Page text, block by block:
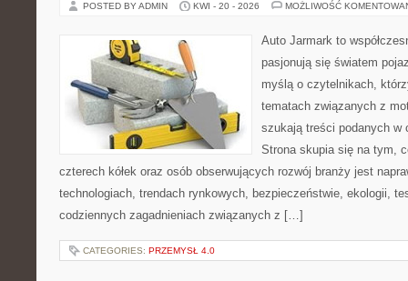
POSTED BY ADMIN KWI - 20 - 2026 MOŻLIWOŚĆ
Auto Jarmark to
pasjonują się światem
myślą o czytelnikach,
tematach związanych z
szukają treści podanych
Strona skupia się na tym,
czterech kółek oraz osób obserwujących rozwój branży jest
technologiach, trendach rynkowych, bezpieczeństwie, ekologii,
codziennych zagadnieniach związanych z […]
CATEGORIES: PRZEMYSŁ 4.0